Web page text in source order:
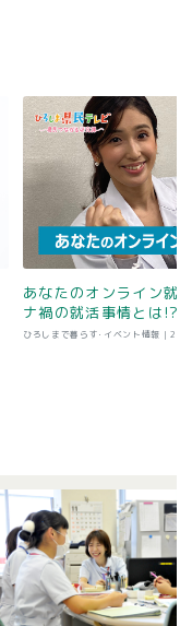
あなたのオンライン
ナ禍の就活事情とは!?
ひろしまで暮らす･イベント情報 |